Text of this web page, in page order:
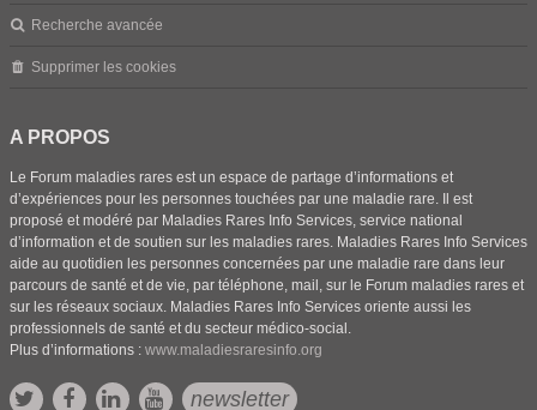
Recherche avancée
Supprimer les cookies
A PROPOS
Le Forum maladies rares est un espace de partage d’informations et
d’expériences pour les personnes touchées par une maladie rare. Il est
proposé et modéré par Maladies Rares Info Services, service national
d’information et de soutien sur les maladies rares. Maladies Rares Info Services
aide au quotidien les personnes concernées par une maladie rare dans leur
parcours de santé et de vie, par téléphone, mail, sur le Forum maladies rares et
sur les réseaux sociaux. Maladies Rares Info Services oriente aussi les
professionnels de santé et du secteur médico-social.
Plus d’informations : www.maladiesraresinfo.org
newsletter